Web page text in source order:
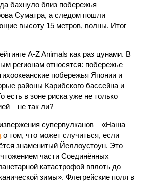
бахнуло близ побережья
Суматра, а следом пошли
высоту 15 метров, волны. Итог –
A-Z Animals как раз цунами. В
регионам относятся: побережье
побережья Японии и
районы Карибского бассейна и
есть в зоне риска уже не только
– не так ли?
супервулканов – «Наша
о том, что может случиться, если
знаменитый Йеллоустоун. Это
части Соединённых
катастрофой вплоть до
зимы». Флегрейские поля в